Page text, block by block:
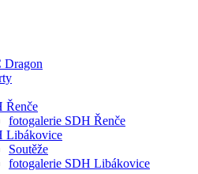
Dragon
Řenče
fotogalerie SDH Řenče
Libákovice
Soutěže
fotogalerie SDH Libákovice